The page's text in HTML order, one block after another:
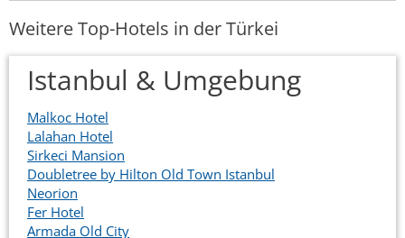
Weitere Top-Hotels in der Türkei
Istanbul & Umgebung
Malkoc Hotel
Lalahan Hotel
Sirkeci Mansion
Doubletree by Hilton Old Town Istanbul
Neorion
Fer Hotel
Armada Old City